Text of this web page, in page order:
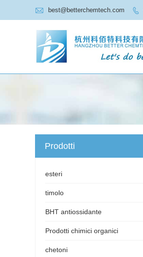
 best@betterchemtech.com 
Prodotti
esteri
timolo
BHT antiossidante
Prodotti chimici organici
chetoni